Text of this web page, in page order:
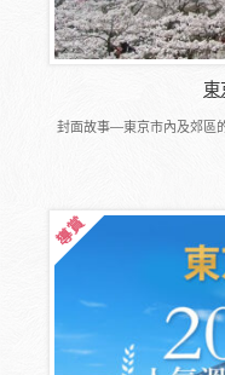
東
封面故事―東京市內及郊區